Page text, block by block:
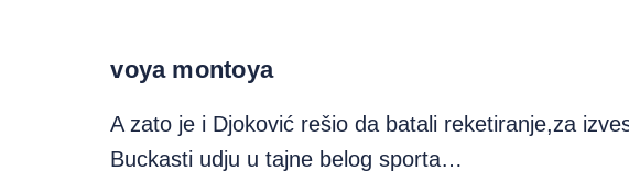
voya montoya
A zato je i Djoković rešio da batali reketiranje,za
Buckasti udju u tajne belog sporta…